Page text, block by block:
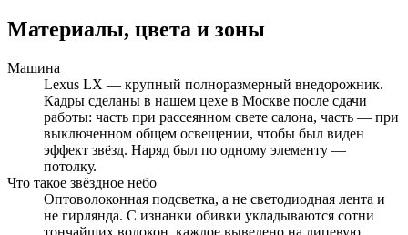
Материалы, цвета и зоны
Машина
Lexus LX — крупный полноразмерный внедорожник.
Кадры сделаны в нашем цехе в Москве после сдачи
работы: часть при рассеянном свете салона, часть — при
выключенном общем освещении, чтобы был виден
эффект звёзд. Наряд был по одному элементу —
потолку.
Что такое звёздное небо
Оптоволоконная подсветка, а не светодиодная лента и
не гирлянда. С изнанки обивки укладываются сотни
тончайших волокон, каждое выведено на лицевую